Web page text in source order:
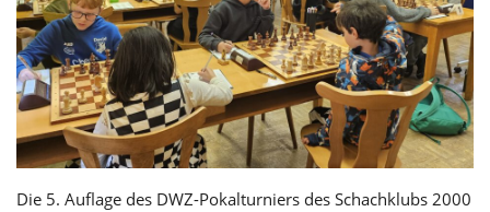
Die 5. Auflage des DWZ-Pokalturniers des Schachklubs 2000